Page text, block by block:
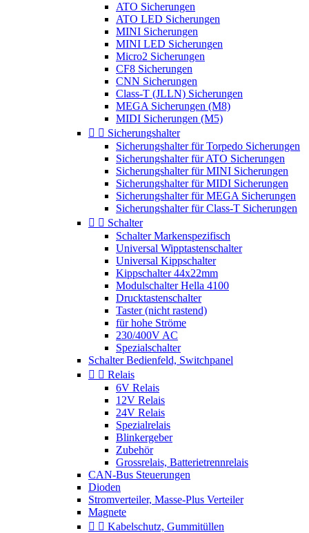
ATO Sicherungen
ATO LED Sicherungen
MINI Sicherungen
MINI LED Sicherungen
Micro2 Sicherungen
CF8 Sicherungen
CNN Sicherungen
Class-T (JLLN) Sicherungen
MEGA Sicherungen (M8)
MIDI Sicherungen (M5)
  Sicherungshalter
Sicherungshalter für Torpedo Sicherungen
Sicherungshalter für ATO Sicherungen
Sicherungshalter für MINI Sicherungen
Sicherungshalter für MIDI Sicherungen
Sicherungshalter für MEGA Sicherungen
Sicherungshalter für Class-T Sicherungen
  Schalter
Schalter Markenspezifisch
Universal Wipptastenschalter
Universal Kippschalter
Kippschalter 44x22mm
Modulschalter Hella 4100
Drucktastenschalter
Taster (nicht rastend)
für hohe Ströme
230/400V AC
Spezialschalter
Schalter Bedienfeld, Switchpanel
  Relais
6V Relais
12V Relais
24V Relais
Spezialrelais
Blinkergeber
Zubehör
Grossrelais, Batterietrennrelais
CAN-Bus Steuerungen
Dioden
Stromverteiler, Masse-Plus Verteiler
Magnete
  Kabelschutz, Gummitüllen